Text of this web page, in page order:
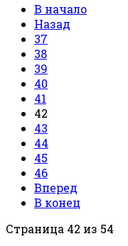
В начало
Назад
37
38
39
40
41
42
43
44
45
46
Вперед
В конец
Страница 42 из 54